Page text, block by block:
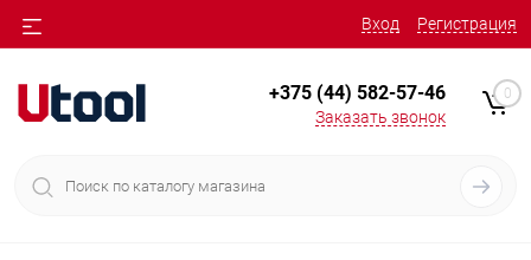
Вход Регистрация
+375 (44) 582-57-46
Заказать звонок
0